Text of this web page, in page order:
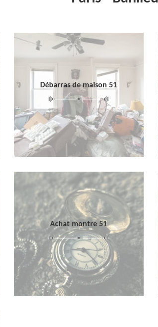
Débarras de maison 51
Achat montre 51